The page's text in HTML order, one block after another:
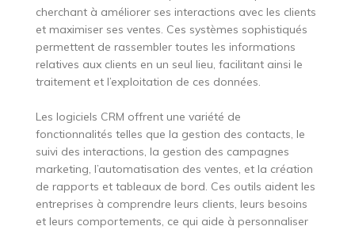
cherchant à améliorer ses interactions avec les clients
et maximiser ses ventes. Ces systèmes sophistiqués
permettent de rassembler toutes les informations
relatives aux clients en un seul lieu, facilitant ainsi le
traitement et l’exploitation de ces données.
Les logiciels CRM offrent une variété de
fonctionnalités telles que la gestion des contacts, le
suivi des interactions, la gestion des campagnes
marketing, l’automatisation des ventes, et la création
de rapports et tableaux de bord. Ces outils aident les
entreprises à comprendre leurs clients, leurs besoins
et leurs comportements, ce qui aide à personnaliser